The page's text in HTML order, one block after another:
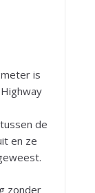
is
de
en ze
zonder